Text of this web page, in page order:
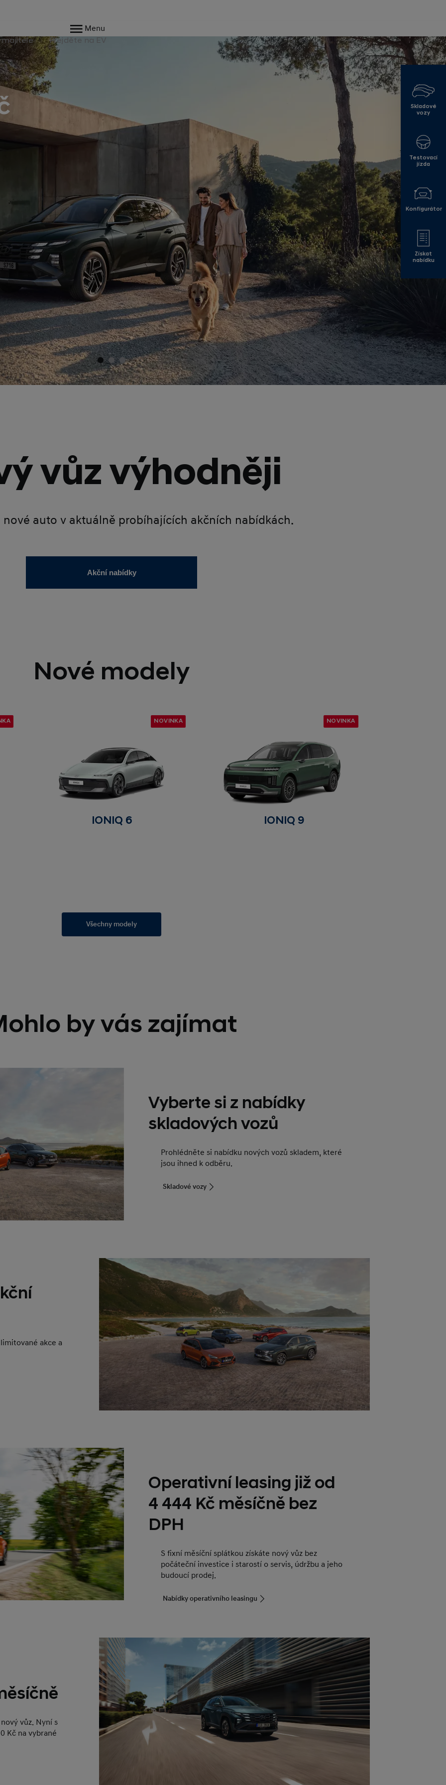
majitele Přejděte na EV
Menu
Skladové
vozy
Testovací
jízda
Konfigurátor
Získat
nabídku
vůz výhodněji
nové auto v aktuálně probíhajících akčních nabídkách.
Akční nabídky
Nové modely
NOVINKA
IONIQ 6
NOVINKA
IONIQ 9
Všechny modely
by vás zajímat
Vyberte si z nabídky
skladových vozů
Prohlédněte si nabídku nových vozů skladem, které
jsou ihned k odběru.
Skladové vozy
akce a
Operativní leasing již od
4 444 Kč měsíčně bez
DPH
S fixní měsíční splátkou získáte nový vůz bez
počáteční investice i starostí o servis, údržbu a jeho
budoucí prodej.
Nabídky operativního leasingu
vůz. Nyní s
Kč na vybrané